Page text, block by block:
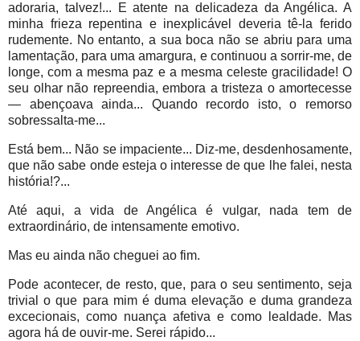
adoraria, talvez!... E atente na delicadeza da Angélica. A
minha frieza repentina e inexplicável deveria tê-la ferido
rudemente. No entanto, a sua boca não se abriu para uma
lamentação, para uma amargura, e continuou a sorrir-me, de
longe, com a mesma paz e a mesma celeste gracilidade! O
seu olhar não repreendia, embora a tristeza o amortecesse
— abençoava ainda... Quando recordo isto, o remorso
sobressalta-me...
Está bem... Não se impaciente... Diz-me, desdenhosamente,
que não sabe onde esteja o interesse de que lhe falei, nesta
história!?...
Até aqui, a vida de Angélica é vulgar, nada tem de
extraordinário, de intensamente emotivo.
Mas eu ainda não cheguei ao fim.
Pode acontecer, de resto, que, para o seu sentimento, seja
trivial o que para mim é duma elevação e duma grandeza
excecionais, como nuança afetiva e como lealdade. Mas
agora há de ouvir-me. Serei rápido...